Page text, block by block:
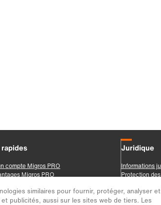
similaires pour fournir, protéger, analyser et
publicités, aussi sur les sites web de tiers. Les